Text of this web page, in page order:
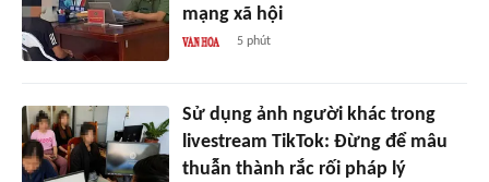
mạng xã hội
5 phút
Sử dụng ảnh người khác trong
livestream TikTok: Đừng để mâu
thuẫn thành rắc rối pháp lý